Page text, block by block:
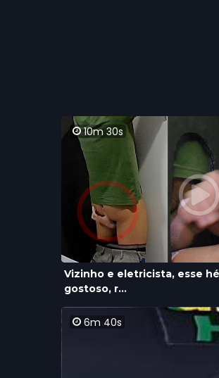
10m 30s
Vizinho e eletricista, esse
gostoso, r...
6m 40s